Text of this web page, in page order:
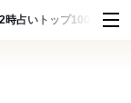
時占い トップ100 スナッ